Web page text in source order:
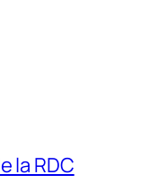
la RDC